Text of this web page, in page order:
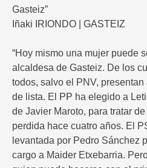
Gasteiz”
Iñaki IRIONDO | GASTEIZ
“Hoy mismo una mujer puede
alcaldesa de Gasteiz. De los
todos, salvo el PNV,
de lista. El PP ha elegido a
de Javier Maroto, para tratar
perdida hace cuatro años. El
levantada por Pedro Sánchez
cargo a Maider Etxebarria.